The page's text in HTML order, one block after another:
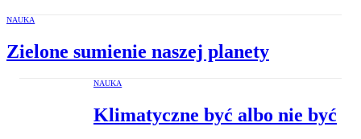
NAUKA
Zielone sumienie naszej planety
NAUKA
Klimatyczne być albo nie być